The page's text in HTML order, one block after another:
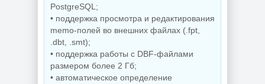
PostgreSQL;
• поддержка просмотра и редактирования
memo-полей во внешних файлах (.fpt,
.dbt, .smt);
• поддержка работы с DBF-файлами
размером более 2 Гб;
• автоматическое определение